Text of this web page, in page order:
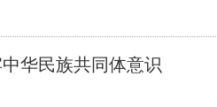
华民族共同体意识